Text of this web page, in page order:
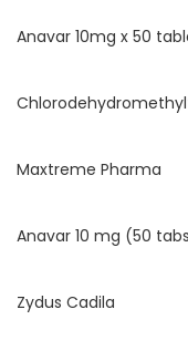
Anavar 10mg x 50
Maxtreme Pharma
Anavar 10 mg (50
Zydus Cadila